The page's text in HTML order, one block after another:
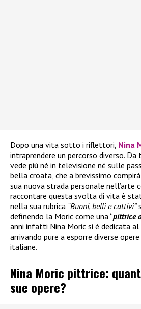
Dopo una vita sotto i riflettori, Nina
intraprendere un percorso diverso.
vede più né in televisione né sulle
bella croata, che a brevissimo
sua nuova strada personale nell’arte
raccontare questa svolta di vita è
nella sua rubrica “Buoni, belli e cattivi”
definendo la Moric come una “pittrice
anni infatti Nina Moric si è dedicata
arrivando pure a esporre diverse
italiane.
Nina Moric pittrice:
sue opere?